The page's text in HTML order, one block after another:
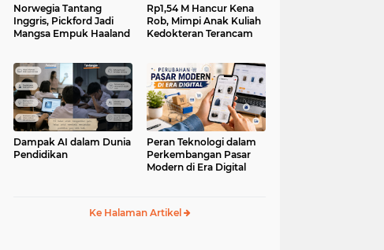
Norwegia Tantang
Inggris, Pickford Jadi
Mangsa Empuk Haaland
Rp1,54 M Hancur Kena
Rob, Mimpi Anak Kuliah
Kedokteran Terancam
Dampak AI dalam Dunia
Pendidikan
Peran Teknologi dalam
Perkembangan Pasar
Modern di Era Digital
Ke Halaman Artikel